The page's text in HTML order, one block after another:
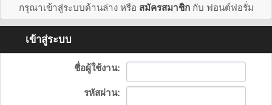
กรุณาเข้าสู่ระบบด้านล่าง หรือ สมัครสมาชิกกับ ฟอนต์ฟอรั่ม
เข้าสู่ระบบ
ชื่อผู้ใช้งาน:
รหัสผ่าน: